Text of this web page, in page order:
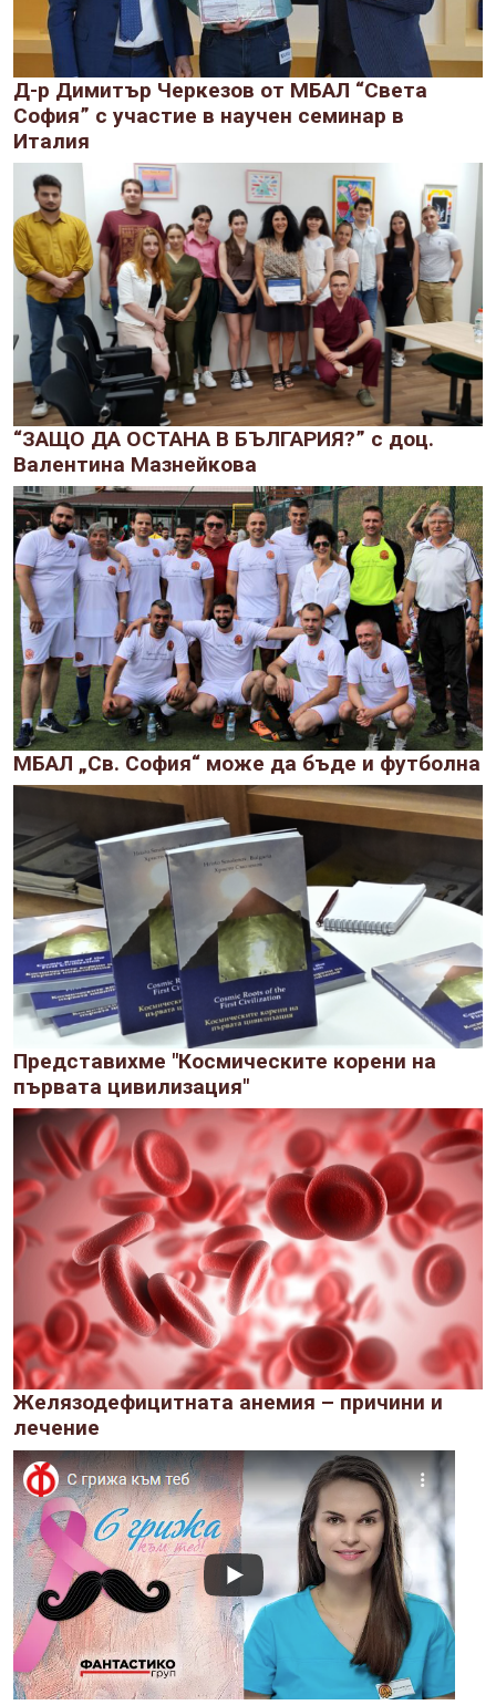
Д-р Димитър Черкезов от МБАЛ “Света
София” с участие в научен семинар в
Италия
“ЗАЩО ДА ОСТАНА В БЪЛГАРИЯ?” с доц.
Валентина Мазнейкова
МБАЛ „Св. София“ може да бъде и футболна
Представихме "Космическите корени на
първата цивилизация"
Желязодефицитната анемия – причини и
лечение